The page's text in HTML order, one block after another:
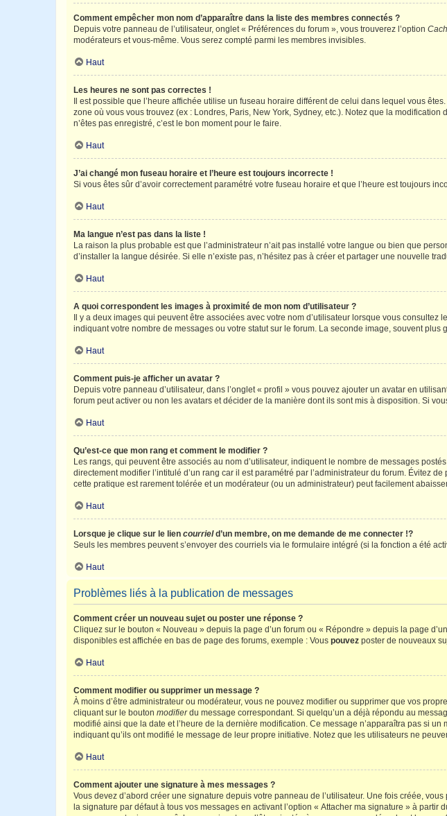
Comment empêcher mon nom d’apparaître dans la liste des membres connectés ?
Depuis votre panneau de l’utilisateur, onglet « Préférences du forum », vous trouverez l’option
modérateurs et vous-même. Vous serez compté parmi les membres invisibles.
Haut
Les heures ne sont pas correctes !
Il est possible que l’heure affichée utilise un fuseau horaire différent de celui dans lequel vous
zone où vous vous trouvez (ex : Londres, Paris, New York, Sydney, etc.). Notez que la
n’êtes pas enregistré, c’est le bon moment pour le faire.
Haut
J’ai changé mon fuseau horaire et l’heure est toujours incorrecte !
Si vous êtes sûr d’avoir correctement paramétré votre fuseau horaire et que l’heure est toujours
Haut
Ma langue n’est pas dans la liste !
La raison la plus probable est que l’administrateur n’ait pas installé votre langue ou bien que
d’installer la langue désirée. Si elle n’existe pas, n’hésitez pas à créer et partager une nouvelle
Haut
A quoi correspondent les images à proximité de mon nom d’utilisateur ?
Il y a deux images qui peuvent être associées avec votre nom d’utilisateur lorsque vous
indiquant votre nombre de messages ou votre statut sur le forum. La seconde image, souvent
Haut
Comment puis-je afficher un avatar ?
Depuis votre panneau d’utilisateur, dans l’onglet « profil » vous pouvez ajouter un avatar en
forum peut activer ou non les avatars et décider de la manière dont ils sont mis à disposition. Si
Haut
Qu’est-ce que mon rang et comment le modifier ?
Les rangs, qui peuvent être associés au nom d’utilisateur, indiquent le nombre de messages
directement modifier l’intitulé d’un rang car il est paramétré par l’administrateur du forum. Évitez
cette pratique est rarement tolérée et un modérateur (ou un administrateur) peut facilement
Haut
Lorsque je clique sur le lien courrield’un membre, on me demande de me connecter !?
Seuls les membres peuvent s’envoyer des courriels via le formulaire intégré (si la fonction a été
Haut
Problèmes liés à la publication de messages
Comment créer un nouveau sujet ou poster une réponse ?
Cliquez sur le bouton « Nouveau » depuis la page d’un forum ou « Répondre » depuis la page
disponibles est affichée en bas de page des forums, exemple : Vous pouvez poster de nouveaux
Haut
Comment modifier ou supprimer un message ?
À moins d’être administrateur ou modérateur, vous ne pouvez modifier ou supprimer que vos
cliquant sur le bouton modifierdu message correspondant. Si quelqu’un a déjà répondu au
modifié ainsi que la date et l’heure de la dernière modification. Ce message n’apparaîtra pas si
indiquant qu’ils ont modifié le message de leur propre initiative. Notez que les utilisateurs ne
Haut
Comment ajouter une signature à mes messages ?
Vous devez d’abord créer une signature depuis votre panneau de l’utilisateur. Une fois créée,
la signature par défaut à tous vos messages en activant l’option « Attacher ma signature » à partir